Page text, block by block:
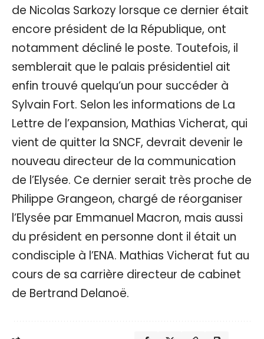
de Nicolas Sarkozy lorsque ce dernier était
encore président de la République, ont
notamment décliné le poste. Toutefois, il
semblerait que le palais présidentiel ait
enfin trouvé quelqu’un pour succéder à
Sylvain Fort. Selon les informations de La
Lettre de l’expansion, Mathias Vicherat, qui
vient de quitter la SNCF, devrait devenir le
nouveau directeur de la communication
de l’Elysée. Ce dernier serait très proche de
Philippe Grangeon, chargé de réorganiser
l’Elysée par Emmanuel Macron, mais aussi
du président en personne dont il était un
condisciple à l’ENA. Mathias Vicherat fut au
cours de sa carrière directeur de cabinet
de Bertrand Delanoë.